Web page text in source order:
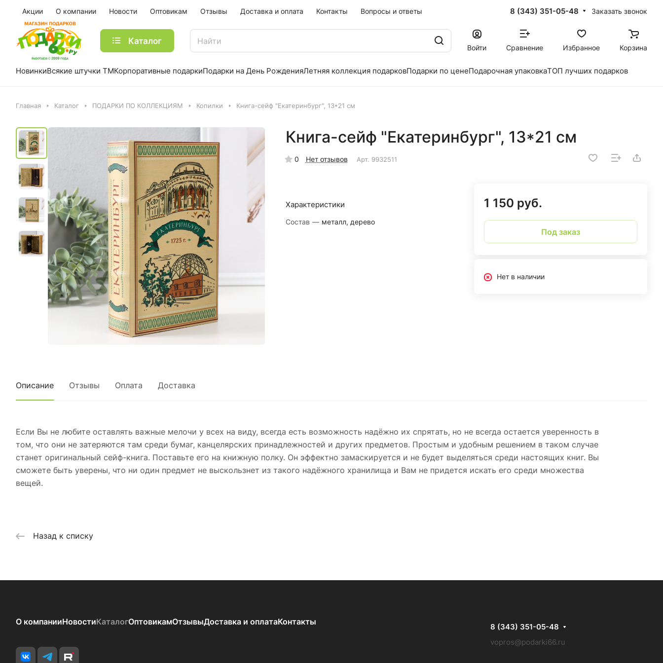
Акции О компании Новости Оптовикам Отзывы Доставка и оплата Контакты Вопросы и ответы 8 (343) 351-05-48 Заказать звонок
Каталог
Войти Сравнение Избранное Корзина
НовинкиВсякие штучки ТМКорпоративные подаркиПодарки на День РожденияЛетняя коллекция подарковПодарки по ценеПодарочная упаковкаТОП лучших подарков
Главная Каталог ПОДАРКИ ПО КОЛЛЕКЦИЯМ Копилки Книга-сейф "Екатеринбург", 13*21 см
Книга-сейф "Екатеринбург", 13*21 см
0 Нет отзывов Арт. 9932511
Характеристики
Состав — металл, дерево
1 150 руб.
Под заказ
Нет в наличии
Описание Отзывы Оплата Доставка
Если Вы не любите оставлять важные мелочи у всех на виду, всегда есть возможность надёжно их спрятать, но не всегда остается уверенность в
том, что они не затеряются там среди бумаг, канцелярских принадлежностей и других предметов. Простым и удобным решением в таком случае
станет оригинальный сейф-книга. Поставьте его на книжную полку. Он эффектно замаскируется и не будет выделяться среди настоящих книг. Вы
сможете быть уверены, что ни один предмет не выскользнет из такого надёжного хранилища и Вам не придется искать его среди множества
вещей.
Назад к списку
О компанииНовостиКаталогОптовикамОтзывыДоставка и оплатаКонтакты
8 (343) 351-05-48
vopros@podarki66.ru